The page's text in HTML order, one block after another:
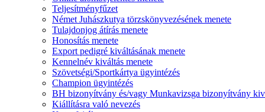
Teljesítményfűzet
Német Juhászkutya törzskönyvezésének menete
Tulajdonjog átírás menete
Honosítás menete
Export pedigré kiváltásának menete
Kennelnév kiváltás menete
Szövetségi/Sportkártya ügyintézés
Champion ügyintézés
BH bizonyítvány és/vagy Munkavizsga bizonyítvány
Kiállításra való nevezés